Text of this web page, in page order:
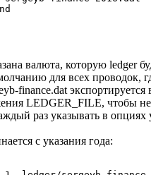
валюта, которую ledger
для всех проводок,
finance.dat экспортируется
LEDGER_FILE, чтобы не
раз указывать в опциях
с указания года: